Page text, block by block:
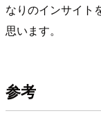
なりのインサイト
思います。
参考